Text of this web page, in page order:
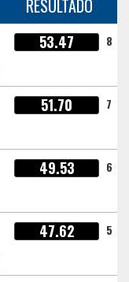
RESULTADO
53.47 8
51.70 7
49.53 6
47.62 5